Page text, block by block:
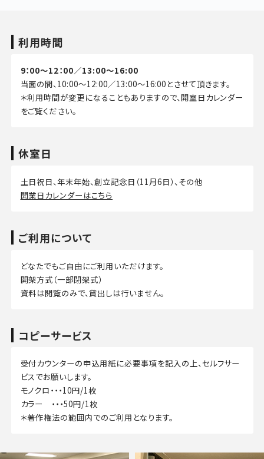
利用時間
9：00～12：00／13:00～16:00
当面の間、10:00～12:00／13:00～16:00とさせて頂きます。
＊利用時間が変更になることもありますので、開室日カレンダー
をご覧ください。
休室日
土日祝日、年末年始、創立記念日（11月6日）、その他
開業日カレンダーはこちら
ご利用について
どなたでもご自由にご利用いただけます。
開架方式（一部閉架式）
資料は閲覧のみで、貸出しは行いません。
コピーサービス
受付カウンターの申込用紙に必要事項を記入の上、セルフサー
ビスでお願いします。
モノクロ・・・10円/1枚
カラー ・・・50円/1枚
＊著作権法の範囲内でのご利用となります。